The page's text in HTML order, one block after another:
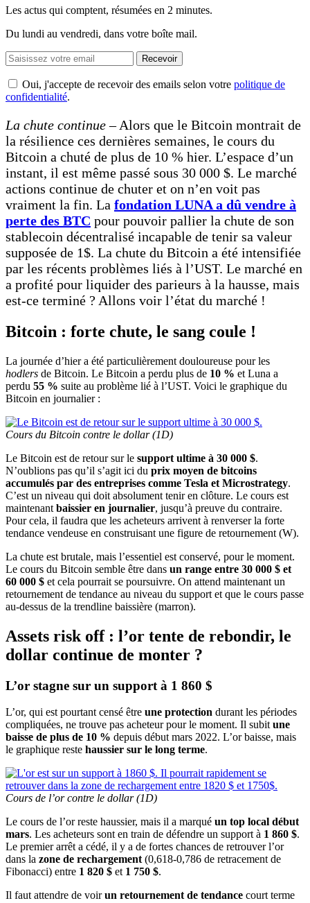
Les actus qui comptent, résumées en 2 minutes.
Du lundi au vendredi, dans votre boîte mail.
Recevoir
Oui, j'accepte de recevoir des emails selon votre politique de
confidentialité.
La chute continue –Alors que le Bitcoin montrait de
la résilience ces dernières semaines, le cours du
Bitcoin a chuté de plus de 10 % hier. L’espace d’un
instant, il est même passé sous 30 000 $. Le marché
actions continue de chuter et on n’en voit pas
vraiment la fin. La fondation LUNA a dû vendre à
perte des BTC pour pouvoir pallier la chute de son
stablecoin décentralisé incapable de tenir sa valeur
supposée de 1$. La chute du Bitcoin a été intensifiée
par les récents problèmes liés à l’UST. Le marché en
a profité pour liquider des parieurs à la hausse, mais
est-ce terminé ? Allons voir l’état du marché !
Bitcoin : forte chute, le sang coule !
La journée d’hier a été particulièrement douloureuse pour les
hodlers de Bitcoin. Le Bitcoin a perdu plus de 10 % et Luna a
perdu 55 % suite au problème lié à l’UST. Voici le graphique du
Bitcoin en journalier :
Cours du Bitcoin contre le dollar (1D)
Le Bitcoin est de retour sur le support ultime à 30 000 $.
N’oublions pas qu’il s’agit ici du prix moyen de bitcoins
accumulés par des entreprises comme Tesla et Microstrategy.
C’est un niveau qui doit absolument tenir en clôture. Le cours est
maintenant baissier en journalier, jusqu’à preuve du contraire.
Pour cela, il faudra que les acheteurs arrivent à renverser la forte
tendance vendeuse en construisant une figure de retournement (W).
La chute est brutale, mais l’essentiel est conservé, pour le moment.
Le cours du Bitcoin semble être dans un range entre 30 000 $ et
60 000 $ et cela pourrait se poursuivre. On attend maintenant un
retournement de tendance au niveau du support et que le cours passe
au-dessus de la trendline baissière (marron).
Assets risk off : l’or tente de rebondir, le
dollar continue de monter ?
L’or stagne sur un support à 1 860 $
L’or, qui est pourtant censé être une protection durant les périodes
compliquées, ne trouve pas acheteur pour le moment. Il subit une
baisse de plus de 10 % depuis début mars 2022. L’or baisse, mais
le graphique reste haussier sur le long terme.
Cours de l’or contre le dollar (1D)
Le cours de l’or reste haussier, mais il a marqué un top local début
mars. Les acheteurs sont en train de défendre un support à 1 860 $.
Le premier arrêt a cédé, il y a de fortes chances de retrouver l’or
dans la zone de rechargement (0,618-0,786 de retracement de
Fibonacci) entre 1 820 $ et 1 750 $.
Il faut attendre de voirun retournement de tendance court terme